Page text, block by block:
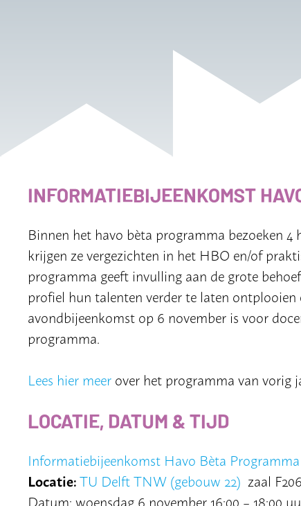
INFORMATIEBIJEENKOMST
Binnen het havo bèta programma bezoeken
krijgen ze vergezichten in het HBO en/of
programma geeft invulling aan de grote
profiel hun talenten verder te laten
avondbijeenkomst op 6 november is voor
programma.
Lees hier meer over het programma van vorig
LOCATIE, DATUM & TIJD
Informatiebijeenkomst Havo Bèta Programma
Locatie:TU Delft TNW (gebouw 22) zaal F206
Datum: woensdag 6 november 16:00 – 18:00